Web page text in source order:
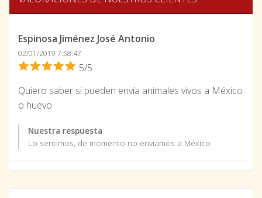
Espinosa Jiménez José Antonio
02/01/2019 7:58:47
5/5
Quiero saber si pueden envía animales vivos a México
o huevo
Nuestra respuesta
Lo sentimos, de momento no enviamos a México